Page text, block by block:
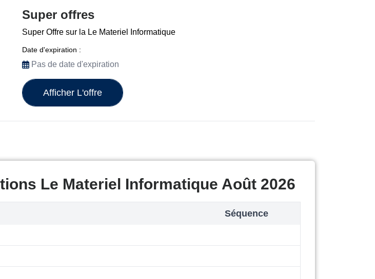
Super offres
Super Offre sur la Le Materiel Informatique
Date d'expiration :
Pas de date d'expiration
Afficher L'offre
Le Materiel Informatique Août 2026
Séquence